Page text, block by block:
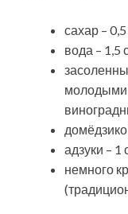
сахар –
вода – 1,5
молодыми
адзуки – 1
немного